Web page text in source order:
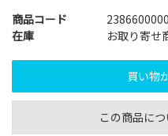
商品コード
在庫
お取り寄せ
この商品に